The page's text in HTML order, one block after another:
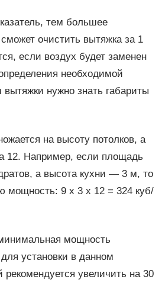
тем большее
очистить вытяжка за 1
если воздух будет заменен
необходимой
вытяжки нужно знать габариты
на высоту потолков, а
12. Например, если площадь
а высота кухни — 3 м, то
мощность: 9 х 3 х 12 = 324 куб/
мощность
установки в данном
увеличить на 30